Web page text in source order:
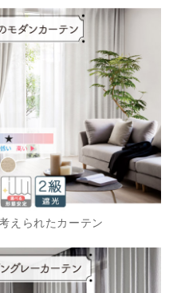
えられたカーテン